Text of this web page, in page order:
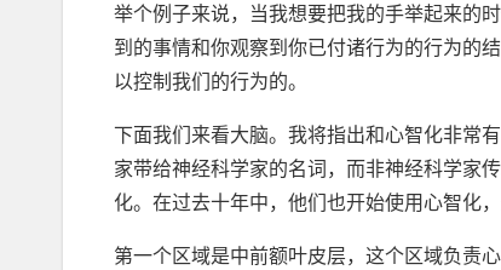
举个例子来说，当我想要把我的手举起来的
到的事情和你观察到你已付诸行为的行为的
以控制我们的行为的。
下面我们来看大脑。我将指出和心智化非常
家带给神经科学家的名词，而非神经科学家
化。在过去十年中，他们也开始使用心智化
第一个区域是中前额叶皮层，这个区域负责